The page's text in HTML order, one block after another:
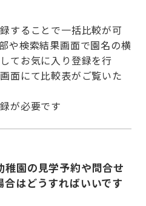
することで一括比較が可
や検索結果画面で園名の横
てお気に入り登録を行
面にて比較表がご覧いた
が必要です
稚園の見学予約や問合せ
合はどうすればいいです